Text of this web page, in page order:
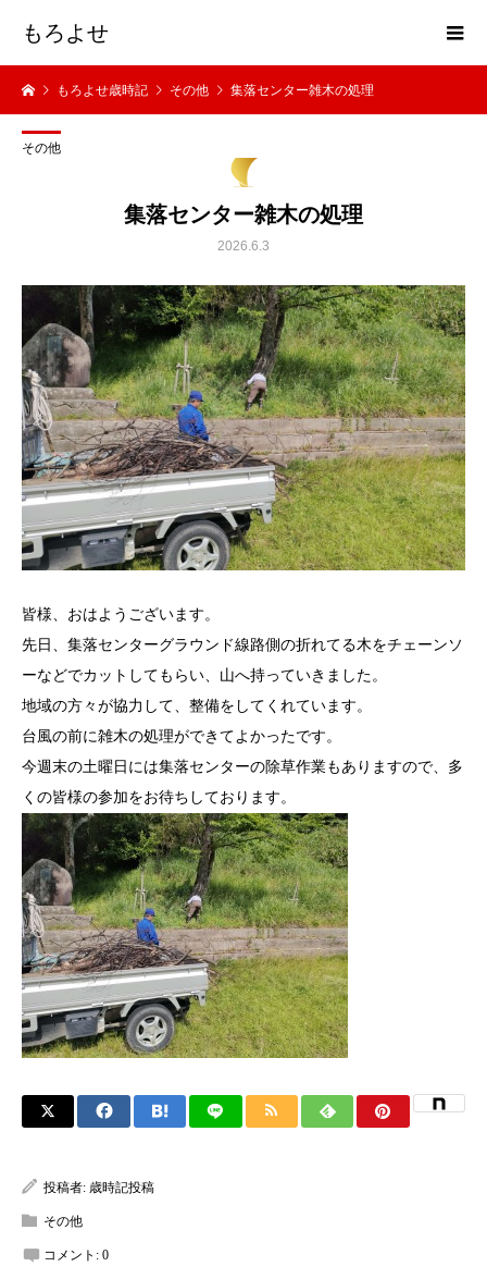
もろよせ
もろよせ歳時記 その他 集落センター雑木の処理
その他
集落センター雑木の処理
2026.6.3
皆様、おはようございます。
先日、集落センターグラウンド線路側の折れてる木をチェーンソ
ーなどでカットしてもらい、山へ持っていきました。
地域の方々が協力して、整備をしてくれています。
台風の前に雑木の処理ができてよかったです。
今週末の土曜日には集落センターの除草作業もありますので、多
くの皆様の参加をお待ちしております。
投稿者: 歳時記投稿
その他
コメント: 0